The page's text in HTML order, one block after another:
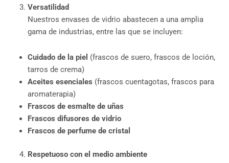
Versatilidad
Nuestros envases de vidrio abastecen a una amplia
gama de industrias, entre las que se incluyen:
Cuidado de la piel (frascos de suero, frascos de loción,
tarros de crema)
Aceites esenciales (frascos cuentagotas, frascos para
aromaterapia)
Frascos de esmalte de uñas
Frascos difusores de vidrio
Frascos de perfume de cristal
Respetuoso con el medio ambiente